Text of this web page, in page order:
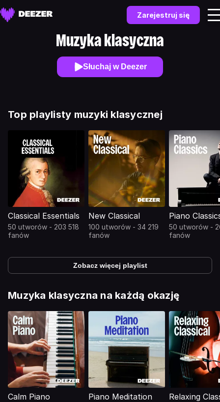
Zarejestruj się
Muzyka klasyczna
Słuchaj w Deezer
Top playlisty muzyki klasycznej
Classical Essentials
50 utworów - 203 518
fanów
New Classical
100 utworów - 34 219
fanów
Piano
50 utworów -
fanów
Zobacz więcej playlist
Muzyka klasyczna na każdą okazję
Calm Piano Piano Meditation Relaxing